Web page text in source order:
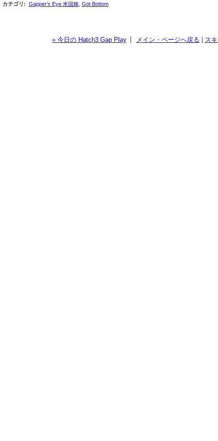
カテゴリ : Gapper's Eye 米国株, Got Bottom
« 今日の Hatch3 Gap Play メイン・ページへ戻る ス